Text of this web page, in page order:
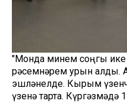
"Монда минем соңгы ике
рәсемнәрем урын
эшләнелде. Кырым
үзенә тарта.